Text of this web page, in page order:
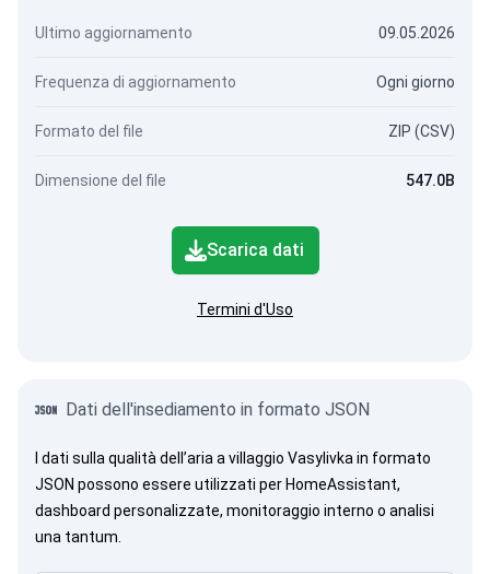
Ultimo aggiornamento 09.05.2026
Frequenza di aggiornamento Ogni giorno
Formato del file ZIP (CSV)
Dimensione del file 547.0B
Scarica dati
Termini d'Uso
Dati dell'insediamento in formato JSON
I dati sulla qualità dell’aria a villaggio Vasylivka in formato
JSON possono essere utilizzati per HomeAssistant,
dashboard personalizzate, monitoraggio interno o analisi
una tantum.